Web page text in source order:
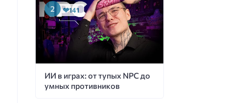
ИИ в играх: от тупых NPC до
умных противников
141